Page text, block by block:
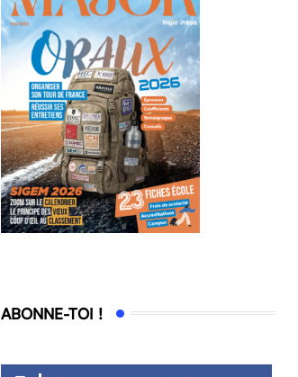
ABONNE-TOI !